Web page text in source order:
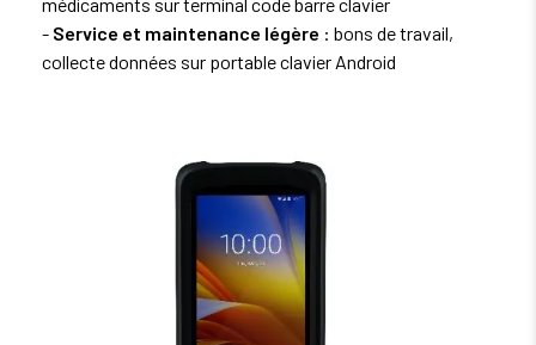
- Service et maintenance légère : bons de travail,
collecte données sur portable clavier Android